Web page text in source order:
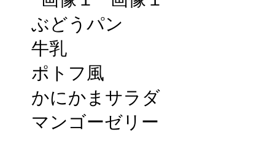
ぶどうパン
牛乳
ポトフ風
かにかまサラダ
マンゴーゼリー